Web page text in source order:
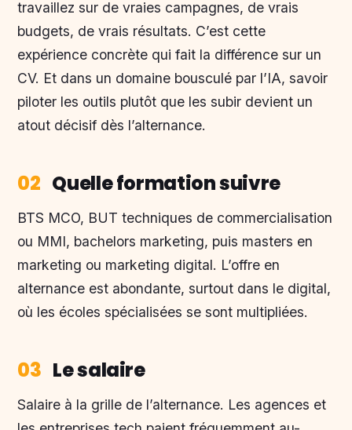
travaillez sur de vraies campagnes, de vrais
budgets, de vrais résultats. C’est cette
expérience concrète qui fait la différence sur un
CV. Et dans un domaine bousculé par l’IA, savoir
piloter les outils plutôt que les subir devient un
atout décisif dès l’alternance.
02 Quelle formation suivre
BTS MCO, BUT techniques de commercialisation
ou MMI, bachelors marketing, puis masters en
marketing ou marketing digital. L’offre en
alternance est abondante, surtout dans le digital,
où les écoles spécialisées se sont multipliées.
03 Le salaire
Salaire à la grille de l’alternance. Les agences et